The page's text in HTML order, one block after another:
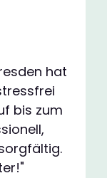
hat
bis zum